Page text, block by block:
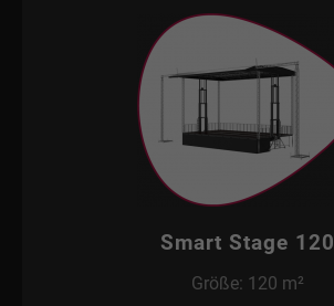
Smart Stage 120
Größe: 120 m²